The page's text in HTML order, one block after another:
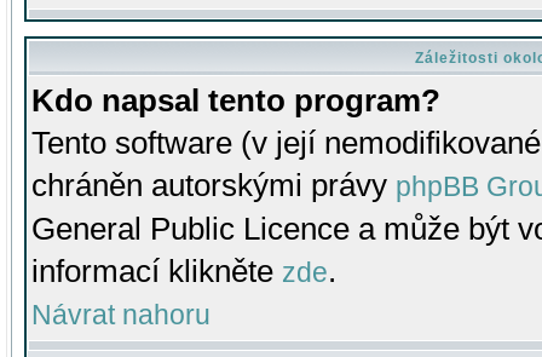
Záležitosti
Kdo napsal tento program?
Tento software (v její
chráněn autorskými právy phpBB
General Public Licence a může být
informací klikněte zde.
Návrat nahoru